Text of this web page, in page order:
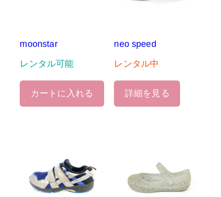
moonstar
レンタル可能
カートに入れる
neo speed
レンタル中
詳細を見る